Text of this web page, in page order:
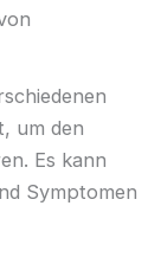
um den
Es kann
Symptomen